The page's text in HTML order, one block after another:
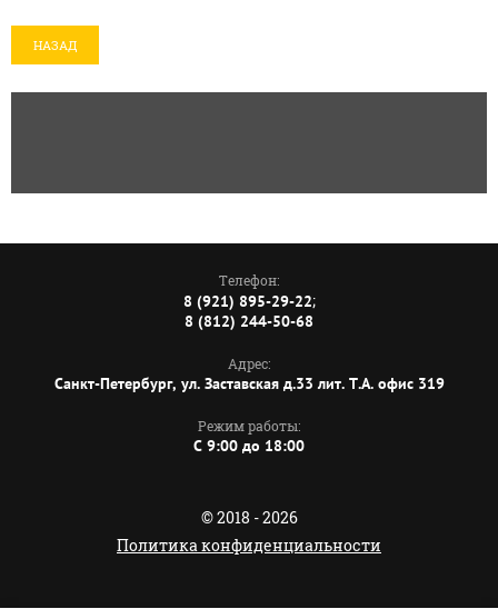
НАЗАД
Телефон:
8 (921) 895-29-22;
8 (812) 244-50-68
Адрес:
Санкт-Петербург, ул. Заставская д.33 лит. Т.А. офис 319
Режим работы:
C 9:00 до 18:00
© 2018 - 2026
Политика конфиденциальности